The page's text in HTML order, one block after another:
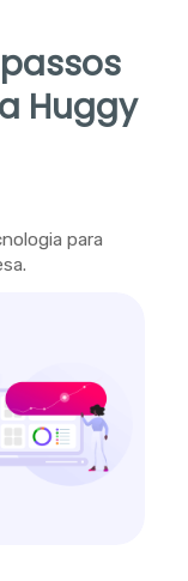
Huggy
para